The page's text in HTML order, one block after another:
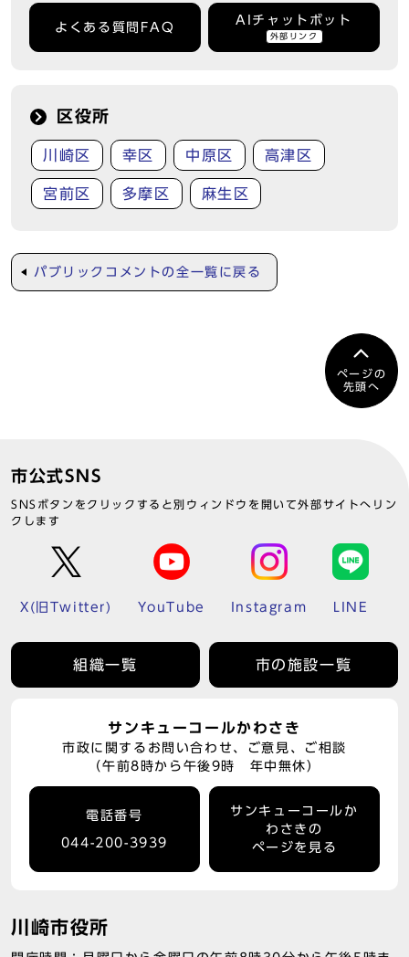
よくある質問FAQ
AIチャットボット
外部リンク
区役所
川崎区 幸区 中原区 高津区
宮前区 多摩区 麻生区
パブリックコメントの全一覧に戻る
ページの
先頭へ
市公式SNS
SNSボタンをクリックすると別ウィンドウを開いて外部サイトへリン
クします
X(旧Twitter) YouTube Instagram LINE
組織一覧 市の施設一覧
サンキューコールかわさき
市政に関するお問い合わせ、ご意見、ご相談
（午前8時から午後9時 年中無休）
電話番号
044-200-3939
サンキューコールか
わさきの
ページを見る
川崎市役所